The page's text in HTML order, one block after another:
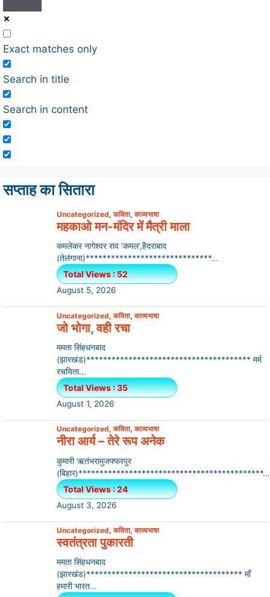
Exact matches only
Search in title
Search in content
सप्ताह का सितारा
Uncategorized,कविता,काव्यभाषा
महकाओ मन-मंदिर में मैत्री माला
कमलेकर नागेश्वर राव ‘कमल’,हैदराबाद
(तेलंगाना)******************************...
Total Views : 52
August 5, 2026
Uncategorized,कविता,काव्यभाषा
जो भोगा, वही रचा
ममता सिंहधनबाद
(झारखंड)*************************************** मर्म
रचयिता...
Total Views : 35
August 1, 2026
Uncategorized,कविता,काव्यभाषा
नीरा आर्य – तेरे रूप अनेक
कुमारी ऋतंभरामुजफ्फरपुर
(बिहार)********************************************...
Total Views : 24
August 3, 2026
Uncategorized,कविता,काव्यभाषा
स्वतंत्रता पुकारती
ममता सिंहधनबाद
(झारखंड)************************************* माँ
हमारी भारत...